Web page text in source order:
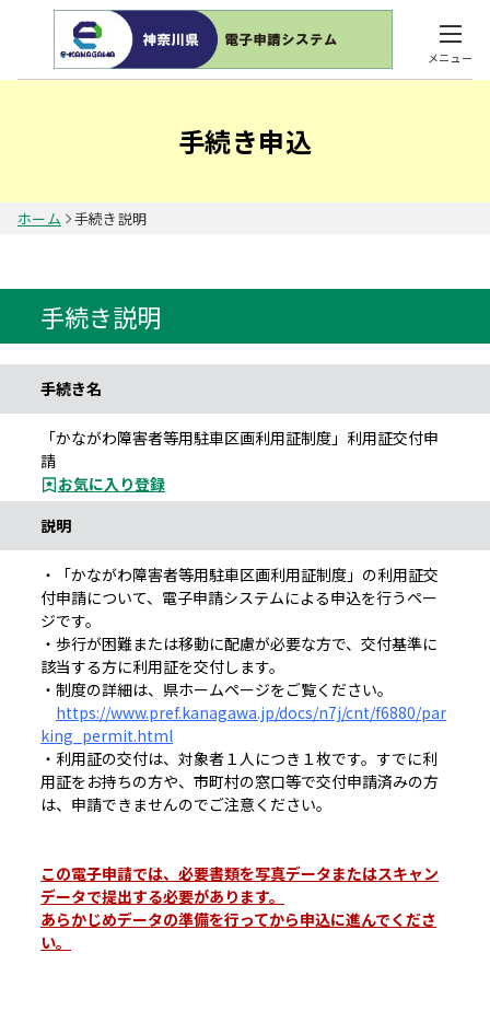
メニュー
手続き申込
ホーム 手続き説明
手続き説明
手続き名
「かながわ障害者等用駐車区画利用証制度」利用証交付申
請
お気に入り登録
説明
・「かながわ障害者等用駐車区画利用証制度」の利用証交
付申請について、電子申請システムによる申込を行うペー
ジです。
・歩行が困難または移動に配慮が必要な方で、交付基準に
該当する方に利用証を交付します。
・制度の詳細は、県ホームページをご覧ください。
https://www.pref.kanagawa.jp/docs/n7j/cnt/f6880/par
king_permit.html
・利用証の交付は、対象者１人につき１枚です。すでに利
用証をお持ちの方や、市町村の窓口等で交付申請済みの方
は、申請できませんのでご注意ください。
この電子申請では、必要書類を写真データまたはスキャン
データで提出する必要があります。
あらかじめデータの準備を行ってから申込に進んでくださ
い。